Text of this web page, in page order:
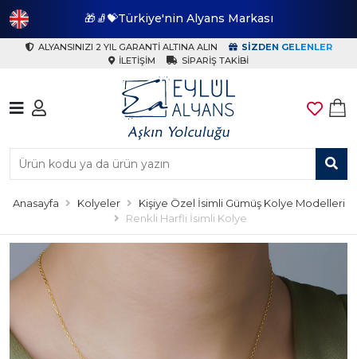
🎁🧦💝Türkiye'nin Alyans Markası
ALYANSINIZI 2 YIL GARANTI ALTINA ALIN
SIZDEN GELENLER
İLETIŞIM
SIPARIŞ TAKIBI
Anasayfa Kolyeler
Kişiye Özel İsimli Gümüş Kolye Modelleri
Renkli Harfli İsimli Kolye